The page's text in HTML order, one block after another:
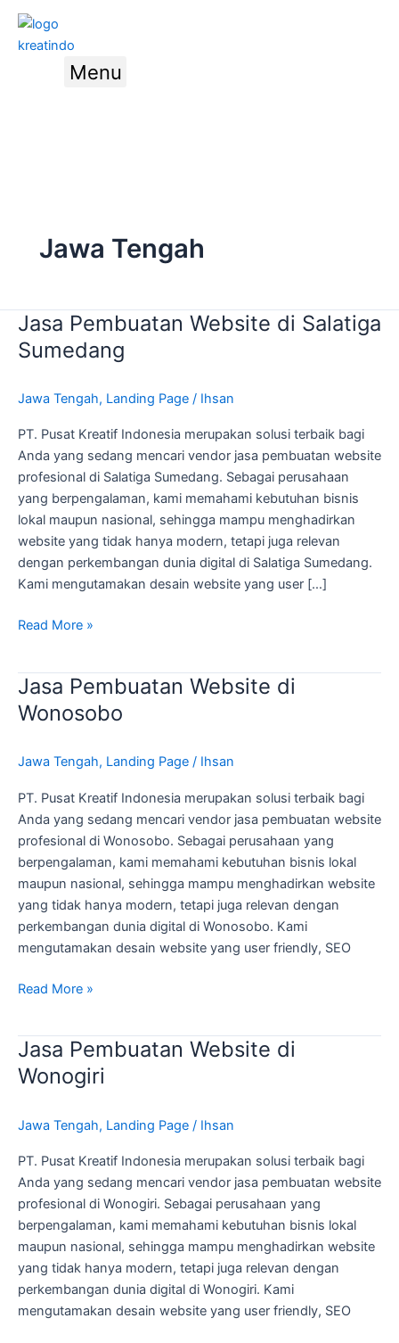
Skip
content
Menu
Jawa Tengah
Jasa Pembuatan Website di Salatiga
Sumedang
Jawa Tengah, Landing Page / Ihsan
PT. Pusat Kreatif Indonesia merupakan solusi terbaik bagi
Anda yang sedang mencari vendor jasa pembuatan website
profesional di Salatiga Sumedang. Sebagai perusahaan
yang berpengalaman, kami memahami kebutuhan bisnis
lokal maupun nasional, sehingga mampu menghadirkan
website yang tidak hanya modern, tetapi juga relevan
dengan perkembangan dunia digital di Salatiga Sumedang.
Kami mengutamakan desain website yang user […]
Jasa
Pembuatan
Website
Salatiga
Sumedang
Read More »
Jasa Pembuatan Website di
Wonosobo
Jawa Tengah, Landing Page / Ihsan
PT. Pusat Kreatif Indonesia merupakan solusi terbaik bagi
Anda yang sedang mencari vendor jasa pembuatan website
profesional di Wonosobo. Sebagai perusahaan yang
berpengalaman, kami memahami kebutuhan bisnis lokal
maupun nasional, sehingga mampu menghadirkan website
yang tidak hanya modern, tetapi juga relevan dengan
perkembangan dunia digital di Wonosobo. Kami
mengutamakan desain website yang user friendly, SEO
Jasa
Pembuatan
Website
Wonosobo
Read More »
Jasa Pembuatan Website di
Wonogiri
Jawa Tengah, Landing Page / Ihsan
PT. Pusat Kreatif Indonesia merupakan solusi terbaik bagi
Anda yang sedang mencari vendor jasa pembuatan website
profesional di Wonogiri. Sebagai perusahaan yang
berpengalaman, kami memahami kebutuhan bisnis lokal
maupun nasional, sehingga mampu menghadirkan website
yang tidak hanya modern, tetapi juga relevan dengan
perkembangan dunia digital di Wonogiri. Kami
mengutamakan desain website yang user friendly, SEO
Jasa
Pembuatan
Website
Wonogiri
Post
pagination